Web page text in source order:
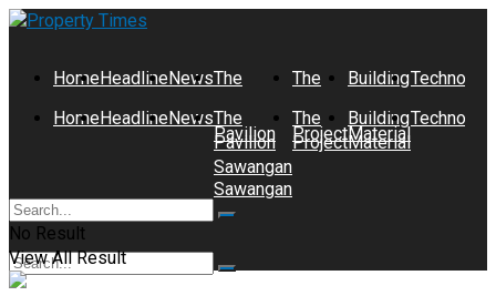
HomeHeadlineNewsThe
Pavilion
Sawangan
The
Project
Building
Material
HomeHeadlineNewsThe
Pavilion
Sawangan
The
Project
Building
Material
No Result
View All Result